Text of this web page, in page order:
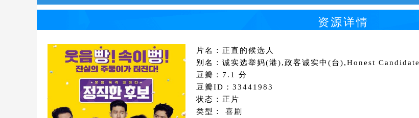
资源详情
片名：正直的候选人
别名：诚实选举妈(港),政客诚实中(台),Honest Candidate
豆瓣：7.1 分
豆瓣ID：33441983
状态：正片
类型： 喜剧